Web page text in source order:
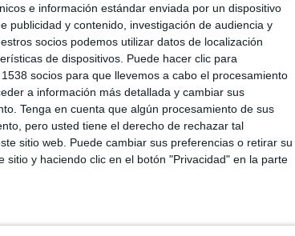
e información estándar enviada por un dispositivo
publicidad y contenido, investigación de audiencia y
socios podemos utilizar datos de localización
de dispositivos. Puede hacer clic para
socios para que llevemos a cabo el procesamiento
a información más detallada y cambiar sus
Tenga en cuenta que algún procesamiento de sus
pero usted tiene el derecho de rechazar tal
sitio web. Puede cambiar sus preferencias o retirar su
y haciendo clic en el botón "Privacidad" en la parte
TOTAL
18
RIVALES
MÁXIMO
4
VS Tepatitlán
FC